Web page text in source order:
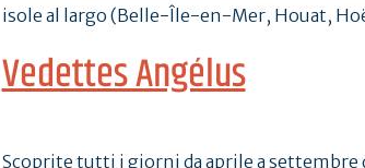
isole al largo (Belle-Île-en-Mer, Houat,
Vedettes Angélus
Scoprite tutti i giorni da aprile a settembre